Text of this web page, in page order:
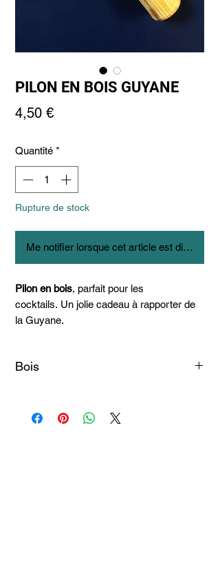
PILON EN BOIS GUYANE
4,50 €Prix
Quantité *
Rupture de stock
Me notifier lorsque cet article est disponible
Pilon en bois, parfait pour les
cocktails. Un jolie cadeau à rapporter de
la Guyane.
Bois